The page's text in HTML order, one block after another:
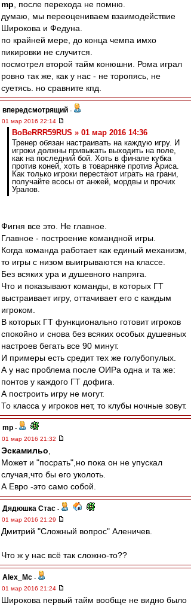
mp , после перехода не помню.
думаю, мы переоцениваем взаимодействие
Широкова и Федуна.
по крайней мере, до конца чемпа имхо
пикировки не случится.
посмотрел второй тайм конюшни. Рома играл
ровно так же, как у нас - не торопясь, не
суетясь. но сравните кпд.
впередсмотрящий -
01 мар 2016 22:14
BoBeRRR59RUS » 01 мар 2016 14:36
Тренер обязан настраивать на каждую игру. И
игроки должны привыкать выходить на поле,
как на последний бой. Хоть в финале кубка
против коней, хоть в товарняке против Ариса.
Как только игроки перестают играть на грани,
получайте всосы от анжей, мордвы и прочих
Уралов.
Фигня все это. Не главное.
Главное - построение командной игры.
Когда команда работает как единый механизм,
то игры с низом выигрываются на классе.
Без всяких ура и душевного напряга.
Что и показывают команды, в которых ГТ
выстраивает игру, оттачивает его с каждым
игроком.
В которых ГТ функционально готовит игроков
спокойно и снова без всяких особых душевных
настроев бегать все 90 минут.
И примеры есть средит тех же голубопулых.
А у нас проблема после ОИРа одна и та же:
понтов у каждого ГТ дофига.
А построить игру не могут.
То класса у игроков нет, то клубы ночные зовут.
mp -
01 мар 2016 21:32
Эскамильо
Может и "посрать",но пока он не упускал
случая,что бы его уколоть.
А Евро -это само собой.
Дядюшка Стас -
01 мар 2016 21:29
Дмитрий "Сложный вопрос" Аленичев.
Что ж у нас всё так сложно-то??
Alex_Mc -
01 мар 2016 21:24
Широкова первый тайм вообще не видно было